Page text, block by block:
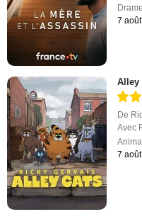
Drame
7
Alley
De
Avec
7